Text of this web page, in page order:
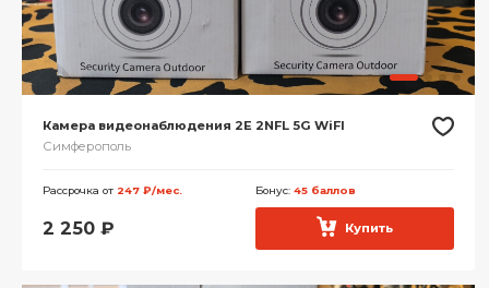
Камера видеонаблюдения 2E 2NFL 5G WiFI
Симферополь
Рассрочка от 247 ₽/мес. Бонус: 45 баллов
2 250 ₽ Купить